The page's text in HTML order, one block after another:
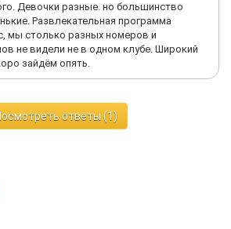
Девочки разные. но большинство
Развлекательная программа
мы столько разных номеров и
не видели не в одном клубе. Широкий
зайдём опять.
ответы (1)